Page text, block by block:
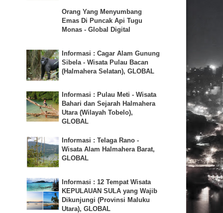
Orang Yang Menyumbang
Emas Di Puncak Api Tugu
Monas - Global Digital
Informasi : Cagar Alam Gunung
Sibela - Wisata Pulau Bacan
(Halmahera Selatan), GLOBAL
Informasi : Pulau Meti - Wisata
Bahari dan Sejarah Halmahera
Utara (Wilayah Tobelo),
GLOBAL
Informasi : Telaga Rano -
Wisata Alam Halmahera Barat,
GLOBAL
Informasi : 12 Tempat Wisata
KEPULAUAN SULA yang Wajib
Dikunjungi (Provinsi Maluku
Utara), GLOBAL